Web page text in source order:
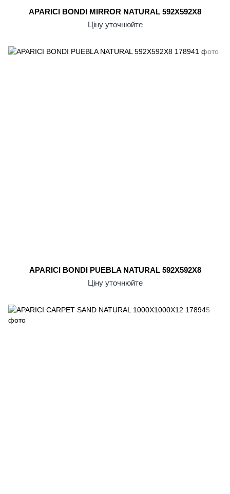
APARICI BONDI MIRROR NATURAL 592X592X8
Ціну уточнюйте
APARICI BONDI PUEBLA NATURAL 592X592X8
Ціну уточнюйте